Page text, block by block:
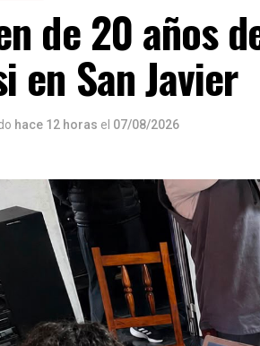
de 20 años
en San Javier
hace 12 horas el 07/08/2026